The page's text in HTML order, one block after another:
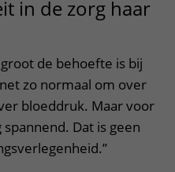
in de zorg haar
de behoefte is bij
zo normaal om over
bloeddruk. Maar voor
Dat is geen